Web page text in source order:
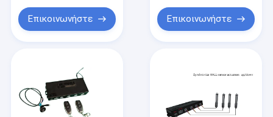
Περίπου εμείς
Επικοινωνήστε Επικοινωνήστε